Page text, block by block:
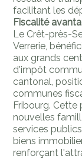
facilitant les
Fiscalité
Le Crêt-près-
Verrerie,
aux grands
d'impôt
cantonal,
communes
Fribourg.
nouvelles
services
biens
renforçant